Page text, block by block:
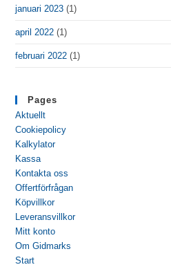
januari 2023 (1)
april 2022 (1)
februari 2022 (1)
Pages
Aktuellt
Cookiepolicy
Kalkylator
Kassa
Kontakta oss
Offertförfrågan
Köpvillkor
Leveransvillkor
Mitt konto
Om Gidmarks
Start